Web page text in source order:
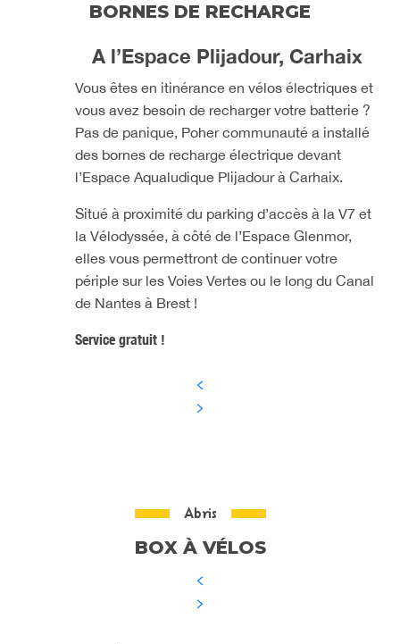
BORNES DE RECHARGE
A l’Espace Plijadour, Carhaix
Vous êtes en itinérance en vélos électriques et
vous avez besoin de recharger votre batterie ?
Pas de panique, Poher communauté a installé
des bornes de recharge électrique devant
l’Espace Aqualudique Plijadour à Carhaix.
Situé à proximité du parking d’accès à la V7 et
la Vélodyssée, à côté de l’Espace Glenmor,
elles vous permettront de continuer votre
périple sur les Voies Vertes ou le long du Canal
de Nantes à Brest !
Service gratuit !
Abris
BOX À VÉLOS